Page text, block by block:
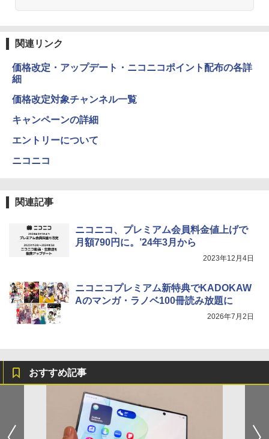
関連リンク
価格改定・アップデート・ニコニコポイント配布の各詳
細
価格改定対象チャンネル一覧
キャンペーンの詳細
エントリーについて
ニコニコ
関連記事
ニコニコ、プレミアム会員料金値上げで
月額790円に。’24年3月から
2023年12月4日
ニコニコプレミアム新特典でKADOKAW
Aのマンガ・ラノベ100冊読み放題に
2026年7月2日
おすすめ記事